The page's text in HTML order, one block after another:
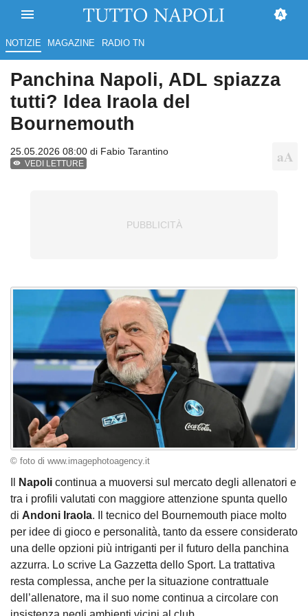
NOTIZIE MAGAZINE RADIO TN
Panchina Napoli, ADL spiazza
tutti? Idea Iraola del
Bournemouth
25.05.2026 08:00 di Fabio Tarantino
VEDI LETTURE
© foto di www.imagephotoagency.it
Napoli continua a muoversi sul mercato degli allenatori e
tra i profili valutati con maggiore attenzione spunta quello
di Andoni Iraola. Il tecnico del Bournemouth piace molto
per idee di gioco e personalità, tanto da essere considerato
una delle opzioni più intriganti per il futuro della panchina
azzurra. Lo scrive La Gazzetta dello Sport. La trattativa
resta complessa, anche per la situazione contrattuale
dell’allenatore, ma il suo nome continua a circolare con